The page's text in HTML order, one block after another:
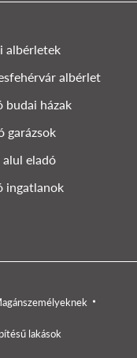
albérletek
albérlet
budai házak
garázsok
eladó
ingatlanok
lakások